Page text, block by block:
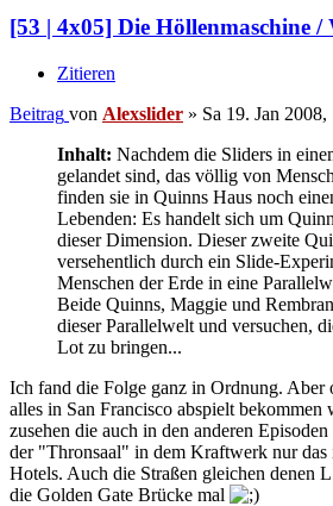
[53 | 4x05] Die Höllenmaschine
Zitieren
Beitrag von Alexslider » Sa 19. Jan 2008,
Inhalt: Nachdem die Sliders in
gelandet sind, das völlig von
finden sie in Quinns Haus noch
Lebenden: Es handelt sich um
dieser Dimension. Dieser zweite
versehentlich durch ein Slide-
Menschen der Erde in eine
Beide Quinns, Maggie und
dieser Parallelwelt und versuchen,
Lot zu bringen...
Ich fand die Folge ganz in Ordnung. Aber
alles in San Francisco abspielt bekommen
zusehen die auch in den anderen
der "Thronsaal" in dem Kraftwerk nur das
Hotels. Auch die Straßen gleichen denen
die Golden Gate Brücke mal